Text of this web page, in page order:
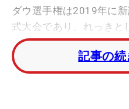
ダウ選手権は2019年に
式大会であり、れっきと
人戦とは異なり、ペア
て実施されている。
記事の